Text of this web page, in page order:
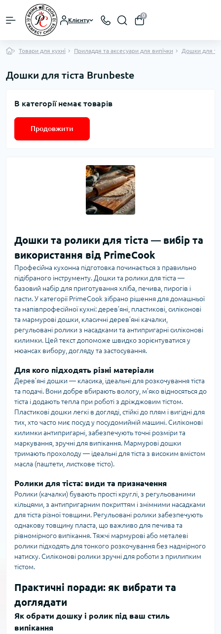
Клієнту
0
Товари для кухні Приладдя та аксесуари для випічки Дошки для
Дошки для тіста Brunbeste
В категорії немає товарів
Продовжити
Дошки та ролики для тіста — вибір та
використання від PrimeCook
Професійна кухонна підготовка починається з правильно
підібраного інструменту. Дошки та ролики для тіста —
базовий набір для приготування хліба, печива, пирогів і
пасти. У категорії PrimeCook зібрано рішення для домашньої
та напівпрофесійної кухні: дерев’яні, пластикові, силіконові
та мармурові дошки, класичні дерев’яні качалки,
регульовані ролики з насадками та антипригарні силіконові
килимки. Цей текст допоможе швидко зорієнтуватися у
нюансах вибору, догляду та застосування.
Для кого підходять різні матеріали
Дерев’яні дошки — класика, ідеальні для розкочування тіста
та подачі. Вони добре вбирають вологу, м’яко відносяться до
тіста і додають тепла при роботі з дріжджовим тістом.
Пластикові дошки легкі в догляді, стійкі до плям і вигідні для
тих, хто часто миє посуд у посудомийній машині. Силіконові
килимки антипригарні, забезпечують точні розміри та
маркування, зручні для випікання. Мармурові дошки
тримають прохолоду — ідеальні для тіста з високим вмістом
масла (паштети, листкове тісто).
Ролики для тіста: види та призначення
Ролики (качалки) бувають прості круглi, з регульованими
кільцями, з антипригарним покриттям і знімними насадками
для тіста різної товщини. Регульовані ролики забезпечують
однакову товщину пласта, що важливо для печива та
рівномірного випікання. Тяжчі мармурові або металеві
ролики підходять для тонкого розкочування без надмірного
натиску. Силіконові ролики зручні для роботи з прилипким
тістом.
Практичні поради: як вибрати та
доглядати
Як обрати дошку і ролик під ваш стиль
випікання